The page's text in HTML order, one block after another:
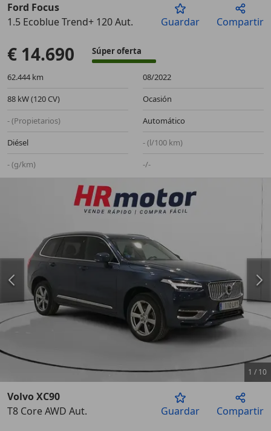
Anterior
Ford Focus
1.5 Ecoblue Trend+ 120 Aut.
Guardar Compartir
€ 14.690 Súper oferta
62.444 km
08/2022
88 kW (120 CV)
Ocasión
- (Propietarios)
Automático
Diésel
- (l/100 km)
- (g/km)
-/-
Anterior
1 / 10
Volvo XC90
T8 Core AWD Aut.
Guardar Compartir